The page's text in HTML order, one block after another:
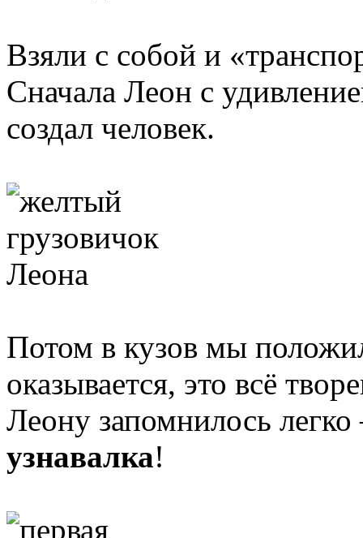
Взяли с собой и
Сначала Леон с
создал человек.
Потом в кузов мы
оказывается, это всё
Леону запомнилось
узнавалка!